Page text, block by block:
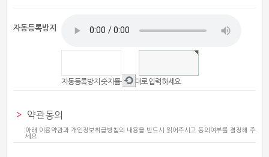
자동등록방지
새
자동등록방지 숫자를 순서대로 입력하세요.
약관동의
아래 이용약관과 개인정보취급방침의 내용을 반드시 읽어주시고 동의여부를 결정해 주
세요.